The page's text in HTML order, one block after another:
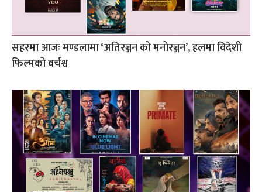
सहरमा आजः मण्डलामा ‘अतिरञ्जन को मनोरञ्जन’, हलमा विदेशी
फिल्मको वर्चश्व